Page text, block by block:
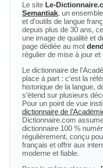
Le site Le-
Semantiak, un
et d’outils de langue
depuis plus de 30 ans,
une image de qualité et
page dédiée au mot
régulier de mise à jour
Le dictionnaire de
place à part : c’est la
historique de la langue,
s’étend sur plusieurs
Pour un point de vue
dictionnaire de
Dictionnaire.com
dictionnaire 100 %
régulièrement, conçu
français et offrir aux
moderne et fiable.